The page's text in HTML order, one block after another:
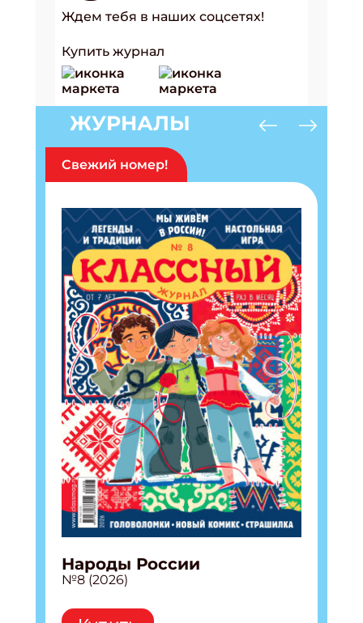
Ждем тебя в наших соцсетях!
Купить журнал
ЖУРНАЛЫ
Свежий номер!
Народы России
№8 (2026)